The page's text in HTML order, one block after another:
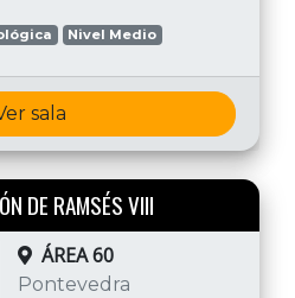
Nivel Medio
sala
DE RAMSÉS VIII
ÁREA 60
Pontevedra